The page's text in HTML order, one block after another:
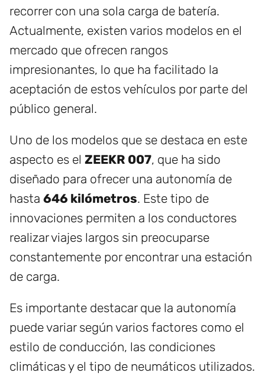
recorrer con una sola carga de batería.
Actualmente, existen varios modelos en el
mercado que ofrecen rangos
impresionantes, lo que ha facilitado la
aceptación de estos vehículos por parte del
público general.
Uno de los modelos que se destaca en este
aspecto es el ZEEKR 007, que ha sido
diseñado para ofrecer una autonomía de
hasta 646 kilómetros. Este tipo de
innovaciones permiten a los conductores
realizar viajes largos sin preocuparse
constantemente por encontrar una estación
de carga.
Es importante destacar que la autonomía
puede variar según varios factores como el
estilo de conducción, las condiciones
climáticas y el tipo de neumáticos utilizados.